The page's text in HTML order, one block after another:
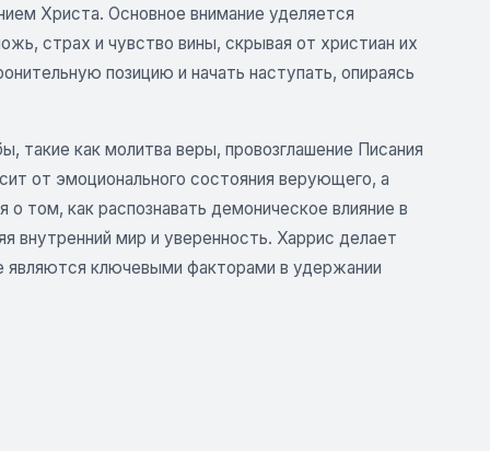
Христа. Основное внимание уделяется
страх и чувство вины, скрывая от христиан их
позицию и начать наступать, опираясь
такие как молитва веры, провозглашение Писания
от эмоционального состояния верующего, а
том, как распознавать демоническое влияние в
внутренний мир и уверенность. Харрис делает
являются ключевыми факторами в удержании